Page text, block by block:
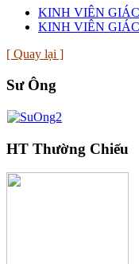
KINH VIÊN
KINH VIÊN
[ Quay lại ]
Sư Ông
HT Thường Chiếu